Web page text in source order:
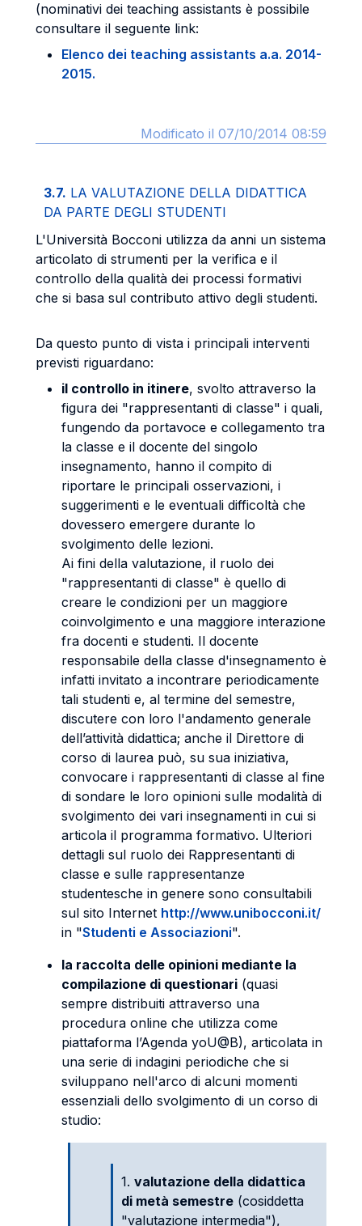
(nominativi dei teaching assistants è possibile
consultare il seguente link:
Elenco dei teaching assistants a.a. 2014-
2015.
Modificato il 07/10/2014 08:59
3.7. LA VALUTAZIONE DELLA DIDATTICA
DA PARTE DEGLI STUDENTI
L'Università Bocconi utilizza da anni un sistema
articolato di strumenti per la verifica e il
controllo della qualità dei processi formativi
che si basa sul contributo attivo degli studenti.
Da questo punto di vista i principali interventi
previsti riguardano:
il controllo in itinere, svolto attraverso la
figura dei "rappresentanti di classe" i quali,
fungendo da portavoce e collegamento tra
la classe e il docente del singolo
insegnamento, hanno il compito di
riportare le principali osservazioni, i
suggerimenti e le eventuali difficoltà che
dovessero emergere durante lo
svolgimento delle lezioni.
Ai fini della valutazione, il ruolo dei
"rappresentanti di classe" è quello di
creare le condizioni per un maggiore
coinvolgimento e una maggiore interazione
fra docenti e studenti. Il docente
responsabile della classe d'insegnamento è
infatti invitato a incontrare periodicamente
tali studenti e, al termine del semestre,
discutere con loro l'andamento generale
dell’attività didattica; anche il Direttore di
corso di laurea può, su sua iniziativa,
convocare i rappresentanti di classe al fine
di sondare le loro opinioni sulle modalità di
svolgimento dei vari insegnamenti in cui si
articola il programma formativo. Ulteriori
dettagli sul ruolo dei Rappresentanti di
classe e sulle rappresentanze
studentesche in genere sono consultabili
sul sito Internet http://www.unibocconi.it/
in "Studenti e Associazioni".
la raccolta delle opinioni mediante la
compilazione di questionari (quasi
sempre distribuiti attraverso una
procedura online che utilizza come
piattaforma l’Agenda yoU@B), articolata in
una serie di indagini periodiche che si
sviluppano nell'arco di alcuni momenti
essenziali dello svolgimento di un corso di
studio:
1. valutazione della didattica
di metà semestre (cosiddetta
"valutazione intermedia"),